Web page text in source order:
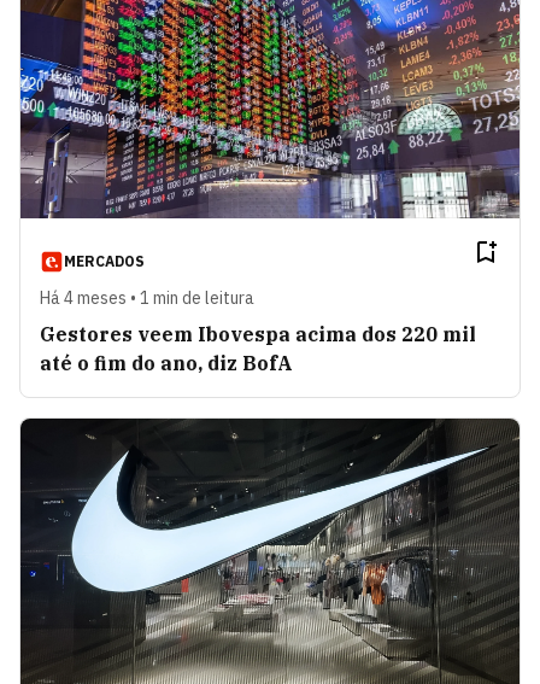
MERCADOS
Há 4 meses • 1 min de leitura
Gestores veem Ibovespa acima dos 220 mil
até o fim do ano, diz BofA